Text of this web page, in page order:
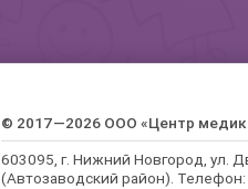
© 2017—2026 ООО «Центр
603095, г. Нижний Новгород, ул.
(Автозаводский район).